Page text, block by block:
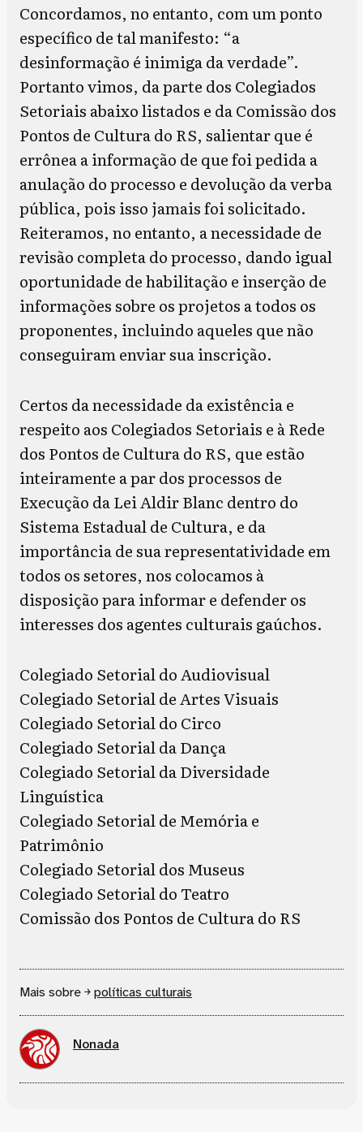
Concordamos, no entanto, com um ponto
específico de tal manifesto: “a
desinformação é inimiga da verdade”.
Portanto vimos, da parte dos Colegiados
Setoriais abaixo listados e da Comissão dos
Pontos de Cultura do RS, salientar que é
errônea a informação de que foi pedida a
anulação do processo e devolução da verba
pública, pois isso jamais foi solicitado.
Reiteramos, no entanto, a necessidade de
revisão completa do processo, dando igual
oportunidade de habilitação e inserção de
informações sobre os projetos a todos os
proponentes, incluindo aqueles que não
conseguiram enviar sua inscrição.
Certos da necessidade da existência e
respeito aos Colegiados Setoriais e à Rede
dos Pontos de Cultura do RS, que estão
inteiramente a par dos processos de
Execução da Lei Aldir Blanc dentro do
Sistema Estadual de Cultura, e da
importância de sua representatividade em
todos os setores, nos colocamos à
disposição para informar e defender os
interesses dos agentes culturais gaúchos.
Colegiado Setorial do Audiovisual
Colegiado Setorial de Artes Visuais
Colegiado Setorial do Circo
Colegiado Setorial da Dança
Colegiado Setorial da Diversidade
Linguística
Colegiado Setorial de Memória e
Patrimônio
Colegiado Setorial dos Museus
Colegiado Setorial do Teatro
Comissão dos Pontos de Cultura do RS
Mais sobre ￫políticas culturais
Nonada